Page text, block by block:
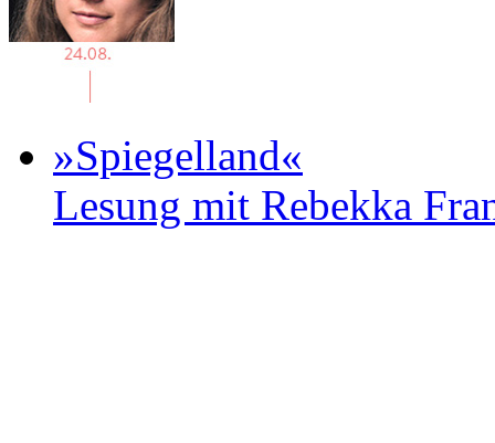
»Spiegelland«
Lesung mit Rebekka